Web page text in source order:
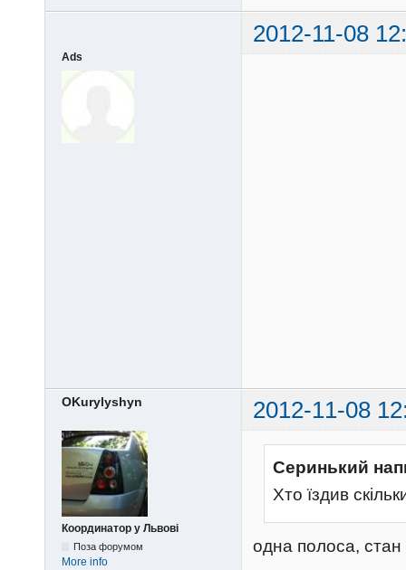
2012-11-08
Ads
OKurylyshyn 2012-11-08
Координатор у Львові
Поза форумом
More info
Серинький
Хто їздив
одна полоса,